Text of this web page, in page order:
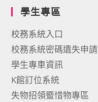
學生專區
校務系統入口
校務系統密碼遺失申請
學生專車資訊
K館訂位系統
失物招領暨惜物專區